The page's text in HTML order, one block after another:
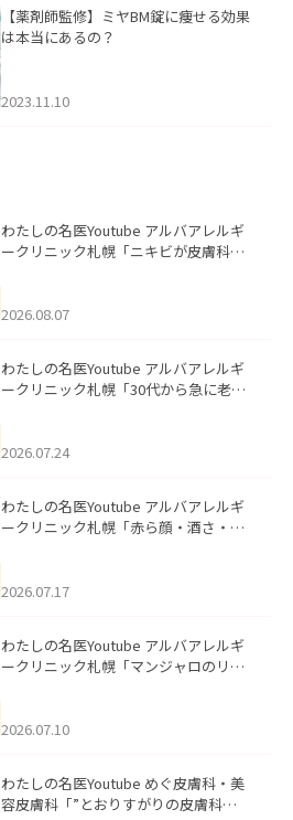
【薬剤師監修】ミヤBM錠に痩せる効果
は本当にあるの？
2023.11.10
わたしの名医Youtube アルバアレルギ
ークリニック札幌「ニキビが皮膚科で
ました。
2026.08.07
わたしの名医Youtube アルバアレルギ
ークリニック札幌「30代から急に老け
た。
2026.07.24
わたしの名医Youtube アルバアレルギ
ークリニック札幌「赤ら顔・酒さ・ニ
した。
2026.07.17
わたしの名医Youtube アルバアレルギ
ークリニック札幌「マンジャロのリア
た。
2026.07.10
わたしの名医Youtube めぐ皮膚科・美
容皮膚科「”とおりすがりの皮膚科